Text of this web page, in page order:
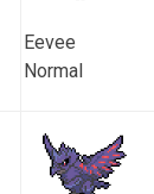
Eevee
Normal